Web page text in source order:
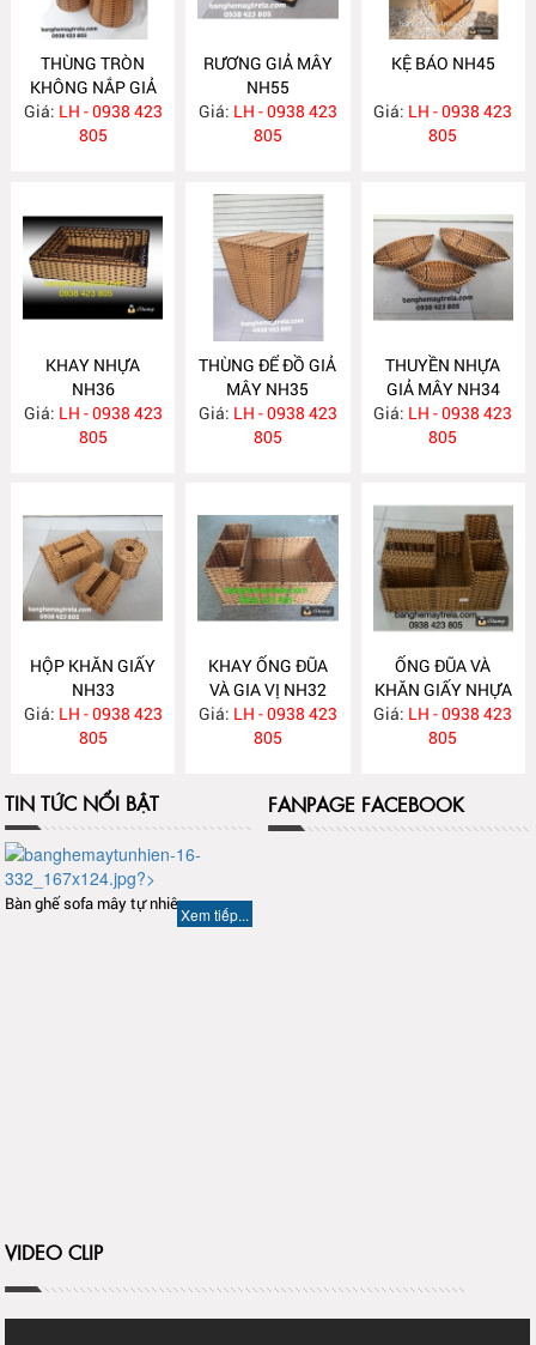
THÙNG TRÒN
KHÔNG NẮP GIẢ
MÂY NH69
Giá: LH - 0938 423
805
RƯƠNG GIẢ MÂY
NH55
Giá: LH - 0938 423
805
KỆ BÁO NH45
Giá: LH - 0938 423
805
KHAY NHỰA
NH36
Giá: LH - 0938 423
805
THÙNG ĐỂ ĐỒ GIẢ
MÂY NH35
Giá: LH - 0938 423
805
THUYỀN NHỰA
GIẢ MÂY NH34
Giá: LH - 0938 423
805
HỘP KHĂN GIẤY
NH33
Giá: LH - 0938 423
805
KHAY ỐNG ĐŨA
VÀ GIA VỊ NH32
Giá: LH - 0938 423
805
ỐNG ĐŨA VÀ
KHĂN GIẤY NHỰA
GIẢ MÂY NH31
Giá: LH - 0938 423
805
TIN TỨC NỔI BẬT
Bàn ghế sofa mây tự nhiên
Xem tiếp...
FANPAGE FACEBOOK
VIDEO CLIP